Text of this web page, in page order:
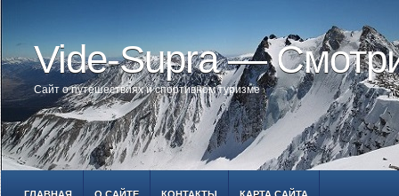
Vide-Supra —
Сайт о путешествиях и спортивном туризме